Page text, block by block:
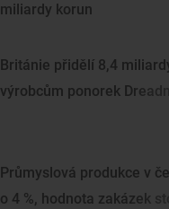
miliardy korun
Británie přidělí 8,4
výrobcům ponorek
Průmyslová produkce v
o 4 %, hodnota zakázek